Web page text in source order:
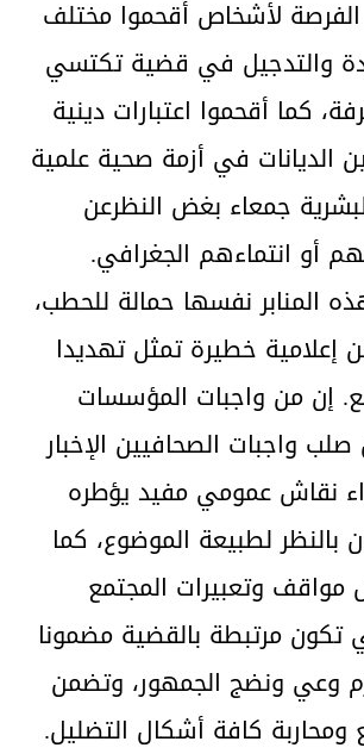
لأشخاص أقحموا مختلف
والتدجيل في قضية تكتسي
كما أقحموا اعتبارات دينية
الديانات في أزمة صحية علمية
جمعاء بغض النظرعن
أو انتماءهم الجغرافي.
المنابر نفسها حمالة للحطب،
إعلامية خطيرة تمثل تهديدا
إن من واجبات المؤسسات
صلب واجبات الصحافيين الإخبار
نقاش عمومي مفيد يؤطره
بالنظر لطبيعة الموضوع، كما
مواقف وتعبيرات المجتمع
تكون مرتبطة بالقضية مضمونا
وعي ونضج الجمهور، وتضمن
كافة أشكال التضليل.